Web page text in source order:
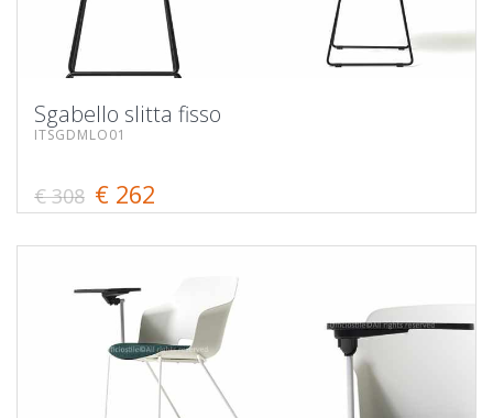
Sgabello slitta fisso
ITSGDMLO01
€ 308 € 262